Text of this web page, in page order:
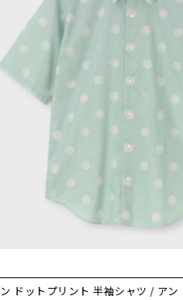
ドットプリント 半袖シャツ / アン